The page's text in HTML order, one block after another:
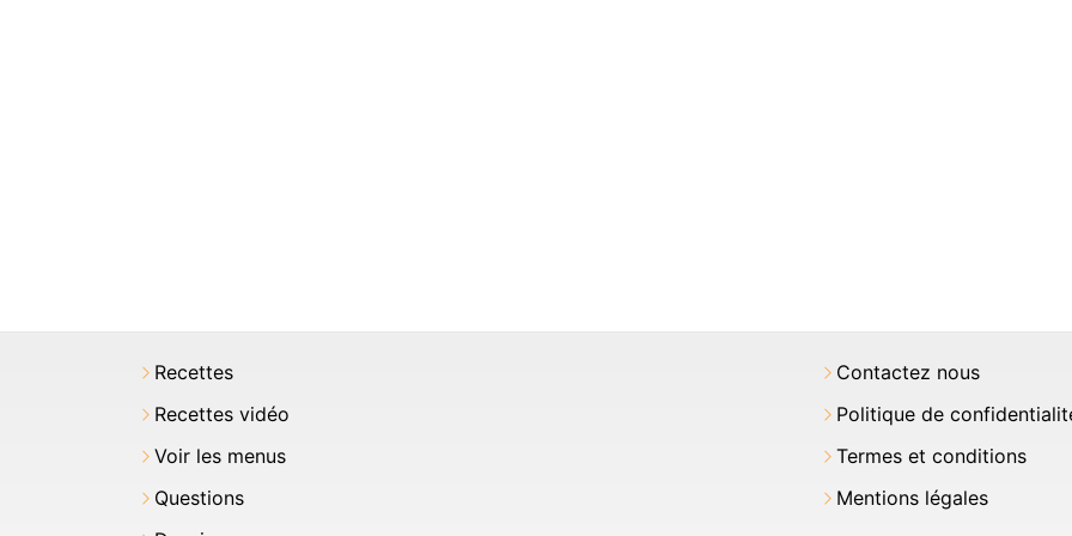
Recettes
Recettes vidéo
Voir les menus
Questions
Contactez nous
Politique de
Termes et conditions
Mentions légales